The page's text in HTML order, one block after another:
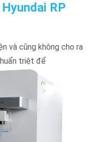
RP
và cũng không cho ra
triệt để